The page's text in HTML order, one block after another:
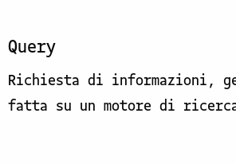
Query
Richiesta di informazioni,
fatta su un motore di